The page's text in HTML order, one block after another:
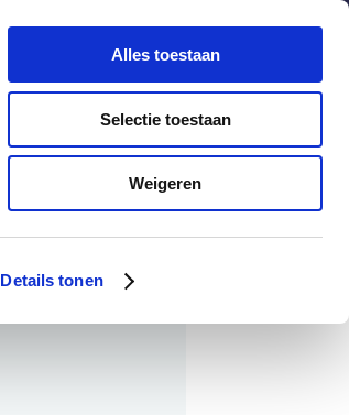
Details tonen
Alles toestaan
Selectie toestaan
Weigeren
webportaal